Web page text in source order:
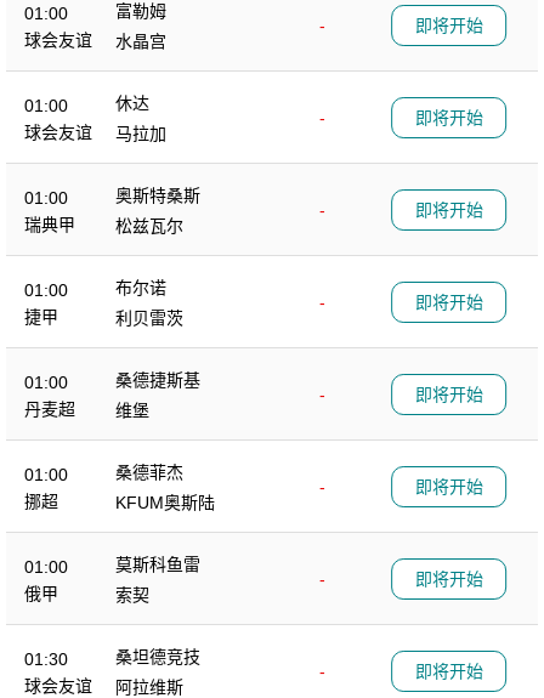
01:00
球会友谊
富勒姆
-
水晶宫
即将开始
01:00
球会友谊
休达
-
马拉加
即将开始
01:00
瑞典甲
奥斯特桑斯
-
松兹瓦尔
即将开始
01:00
捷甲
布尔诺
-
利贝雷茨
即将开始
01:00
丹麦超
桑德捷斯基
-
维堡
即将开始
01:00
挪超
桑德菲杰
-
KFUM奥斯陆
即将开始
01:00
俄甲
莫斯科鱼雷
-
索契
即将开始
01:30
球会友谊
桑坦德竞技
-
阿拉维斯
即将开始